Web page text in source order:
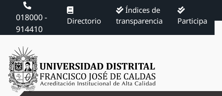
018000 -
914410
Directorio
Índices de
transparencia
Participa